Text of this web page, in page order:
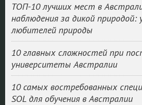
ТОП-10 лучших мест в
наблюдения за дикой природой:
любителей природы
10 главных сложностей при
университеты Австралии
10 самых востребованных
SOL для обучения в Австралии